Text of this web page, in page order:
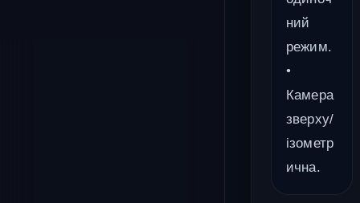
ний
режим.
•
Камера
зверху/
ізометр
ична.